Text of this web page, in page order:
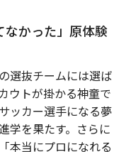
なかった」原体験
選抜チームには選ば
ウトが掛かる神童で
ッカー選手になる夢
学を果たす。さらに
本当にプロになれる